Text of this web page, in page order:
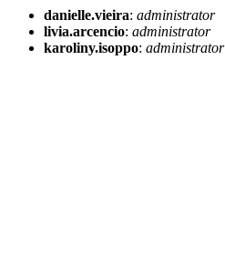
danielle.vieira: administrator
livia.arcencio: administrator
karoliny.isoppo: administrator